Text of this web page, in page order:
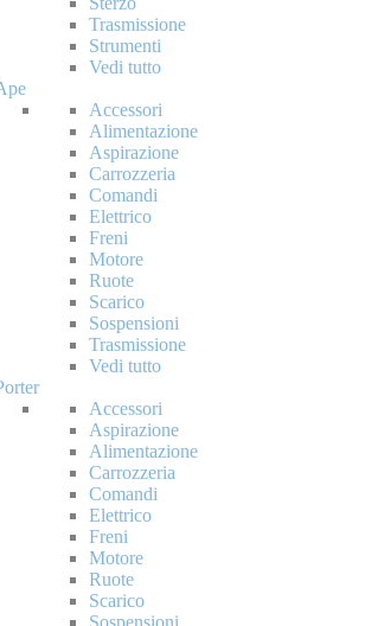
Trasmissione
Strumenti
Vedi tutto
Accessori
Alimentazione
Aspirazione
Carrozzeria
Comandi
Elettrico
Freni
Motore
Ruote
Scarico
Sospensioni
Trasmissione
Vedi tutto
Accessori
Aspirazione
Alimentazione
Carrozzeria
Comandi
Elettrico
Freni
Motore
Ruote
Scarico
Sospensioni